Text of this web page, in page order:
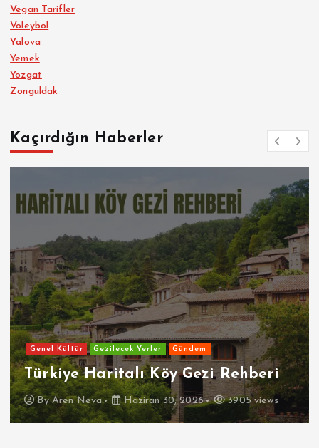
Vegan Tarifler
Voleybol
Yalova
Yemek
Yozgat
Zonguldak
Kaçırdığın Haberler
Genel Kültür Gezilecek Yerler Gündem
Türkiye Haritalı Köy Gezi Rehberi
ByAren Neva Haziran 30, 2026 3905 views